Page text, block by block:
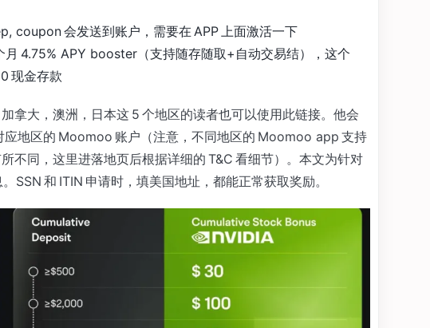
coupon 会发送到账户，需要在 APP 上面激活一下
月 4.75% APY booster（支持随存随取+自动交易结），这个
现金存款
拿大，澳洲，日本这 5 个地区的读者也可以使用此链接。他会
应地区的 Moomoo 账户（注意，不同地区的 Moomoo app 支持
不同，这里进落地页后根据详细的 T&C 看细节）。本文为针对
SSN 和 ITIN 申请时，填美国地址，都能正常获取奖励。